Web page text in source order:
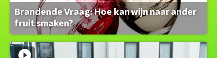
Brandende Vraag: Hoe kan wijn naar ander
fruit smaken?